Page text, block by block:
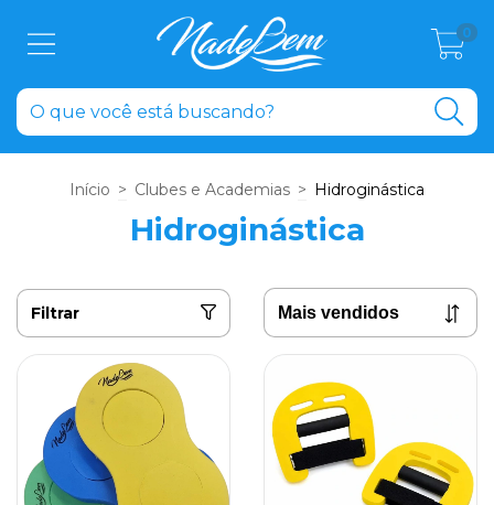
0
Início > Clubes e Academias > Hidroginástica
Hidroginástica
Filtrar